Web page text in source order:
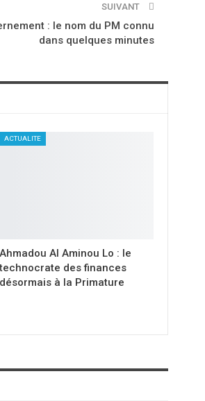
SUIVANT
: le nom du PM connu
dans quelques minutes
ACTUALITE
Ahmadou Al Aminou Lo : le
technocrate des finances
désormais à la Primature